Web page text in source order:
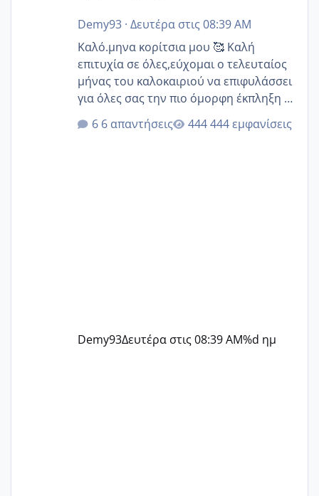
Demy93· Δευτέρα στις 08:39 AM
Καλό.μηνα κορίτσια μου 🥰 Καλή
επιτυχία σε όλες,εύχομαι ο τελευταίος
μήνας του καλοκαιριού να επιφυλάσσει
για όλες σας την πιο όμορφη έκπληξη 🧿
@Elk @Melikara86 @Παρασκευαιδου
@Zenia z @melitiniღ @Christi.D.
6 απαντήσεις 444 εμφανίσεις
Demy93Δευτέρα στις 08:39 AM%d ημ